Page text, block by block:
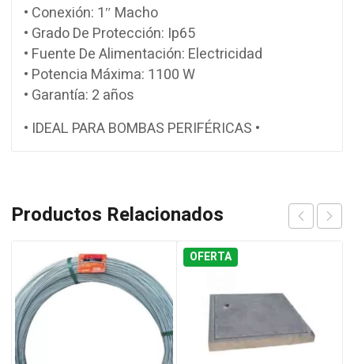
• Conexión: 1″ Macho
• Grado De Protección: Ip65
• Fuente De Alimentación: Electricidad
• Potencia Máxima: 1100 W
• Garantía: 2 años
• IDEAL PARA BOMBAS PERIFÉRICAS •
Productos Relacionados
OFERTA